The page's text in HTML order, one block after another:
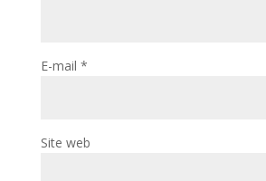
E-mail *
Site web